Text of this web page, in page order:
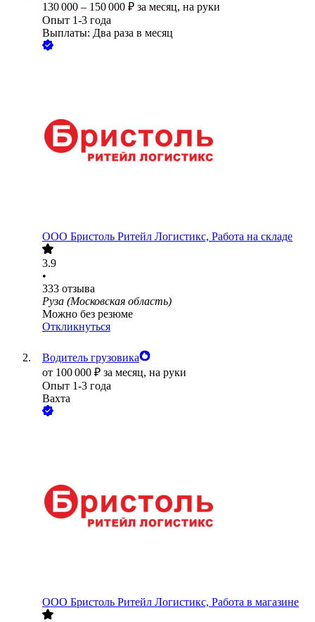
130 000 – 150 000 ₽ за месяц, на руки
Опыт 1-3 года
Выплаты: Два раза в месяц
ООО Бристоль Ритейл Логистикс, Работа на складе
3.9
•
333 отзыва
Руза (Московская область)
Можно без резюме
Откликнуться
Водитель грузовика
от 100 000 ₽ за месяц, на руки
Опыт 1-3 года
Вахта
ООО Бристоль Ритейл Логистикс, Работа в магазине